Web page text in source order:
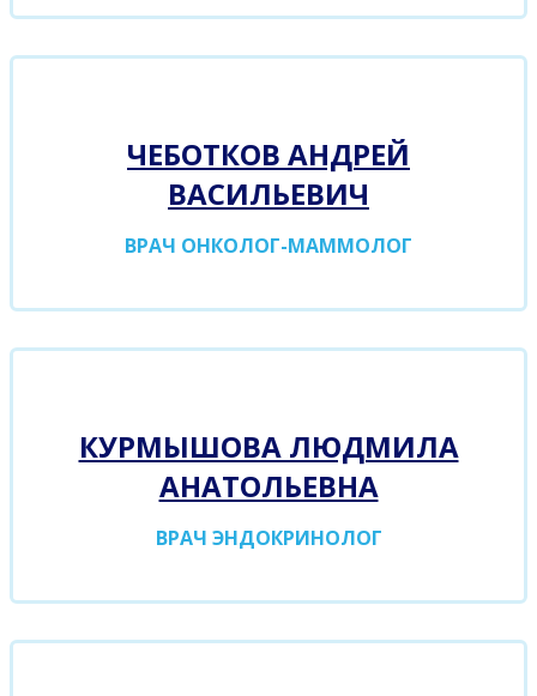
ЧЕБОТКОВ АНДРЕЙ
ВАСИЛЬЕВИЧ
ВРАЧ ОНКОЛОГ-МАММОЛОГ
КУРМЫШОВА ЛЮДМИЛА
АНАТОЛЬЕВНА
ВРАЧ ЭНДОКРИНОЛОГ